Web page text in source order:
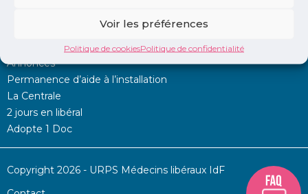
Voir les préférences
Politique de cookiesPolitique de confidentialité
Annonces
Permanence d’aide à l’installation
La Centrale
2 jours en libéral
Adopte 1 Doc
Copyright 2026 - URPS Médecins libéraux IdF